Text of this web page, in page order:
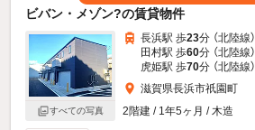
ビバン・メゾン?の賃貸物件
すべての写真
長浜駅 歩23分 （北陸線）
田村駅 歩60分 （北陸線）
虎姫駅 歩70分 （北陸線）
滋賀県長浜市祇園町
2階建 / 1年5ヶ月 / 木造